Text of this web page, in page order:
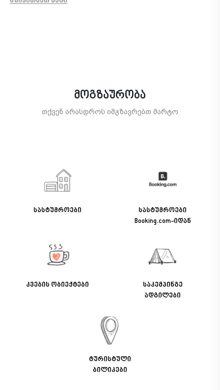
მოგზაურობა
თქვენ არასდროს იმგზავრებთ მარტო
სასტუმროები
სასტუმროები
Booking.com-იდან
კვების ობიექტები
საკემპინგე
ადგილები
ტურისტული
ბილიკები